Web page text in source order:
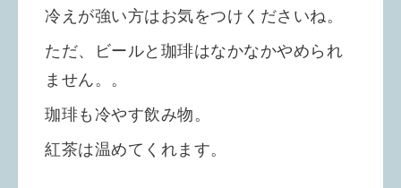
冷えが強い方はお気をつけくださいね。
ただ、ビールと珈琲はなかなかやめられ
ません。。
珈琲も冷やす飲み物。
紅茶は温めてくれます。